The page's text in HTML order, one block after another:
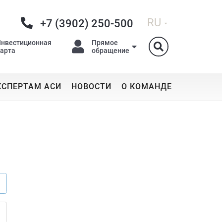
+7 (3902) 250-500 RU
Прямое
обращение
АСИ НОВОСТИ О КОМАНДЕ